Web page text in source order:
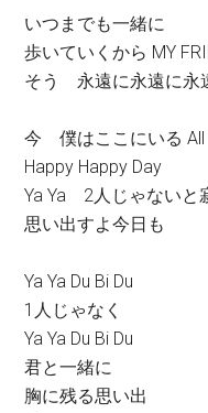
いつまでも一緒に
歩いていくから MY
そう 永遠に永遠に永
今 僕はここにいる All
Happy Happy Day
Ya Ya 2人じゃないと
思い出すよ今日も
Ya Ya Du Bi Du
1人じゃなく
Ya Ya Du Bi Du
君と一緒に
胸に残る思い出